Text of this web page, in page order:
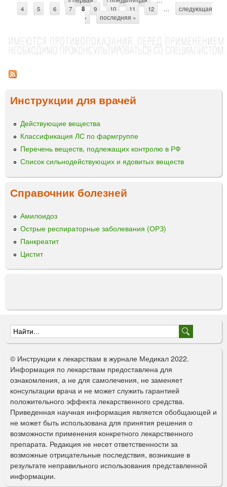
я
е
м
м
д
о
с
и
д
р
а
н
ц
4
5 6 7 8 9 10 11 12 …
следующая
›
последняя »
Инструкции для врачей
Действующие вещества
Классификация ЛС по фармгруппе
Перечень веществ, подлежащих контролю в РФ
Список сильнодействующих и ядовитых веществ
Справочник болезней
Амилоидоз
Острые респираторные заболевания (ОРЗ)
Панкреатит
Цистит
Ф
о
р
м
а
п
о
и
с
к
© Инструкции к лекарствам в журнале Медикал 2022.
Информация по лекарствам предоставлена для
ознакомления, а не для самолечения, не заменяет
консультации врача и не может служить гарантией
положительного эффекта лекарственного средства.
Приведенная научная информация является обобщающей и
не может быть использована для принятия решения о
возможности применения конкретного лекарственного
препарата. Редакция не несет ответственности за
возможные отрицательные последствия, возникшие в
результате неправильного использования представленной
информации.